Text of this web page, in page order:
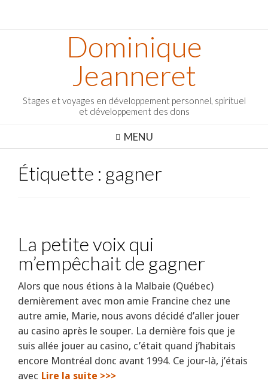
Dominique
Jeanneret
Stages et voyages en développement personnel, spirituel
et développement des dons
MENU
Étiquette : gagner
La petite voix qui
m’empêchait de gagner
Alors que nous étions à la Malbaie (Québec)
dernièrement avec mon amie Francine chez une
autre amie, Marie, nous avons décidé d’aller jouer
au casino après le souper. La dernière fois que je
suis allée jouer au casino, c’était quand j’habitais
encore Montréal donc avant 1994. Ce jour-là, j’étais
avec Lire la suite >>>